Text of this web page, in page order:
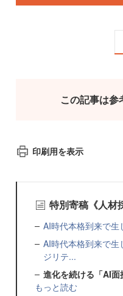
この記事は参
印刷用を表示
特別寄稿《人材
AI時代本格到来で
AI時代本格到来で
ジリテ...
進化を続ける「AI
もっと読む